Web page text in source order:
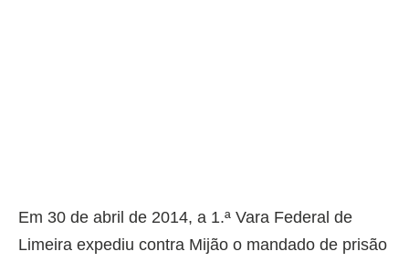
Em 30 de abril de 2014, a 1.ª Vara Federal de
Limeira expediu contra Mijão o mandado de prisão